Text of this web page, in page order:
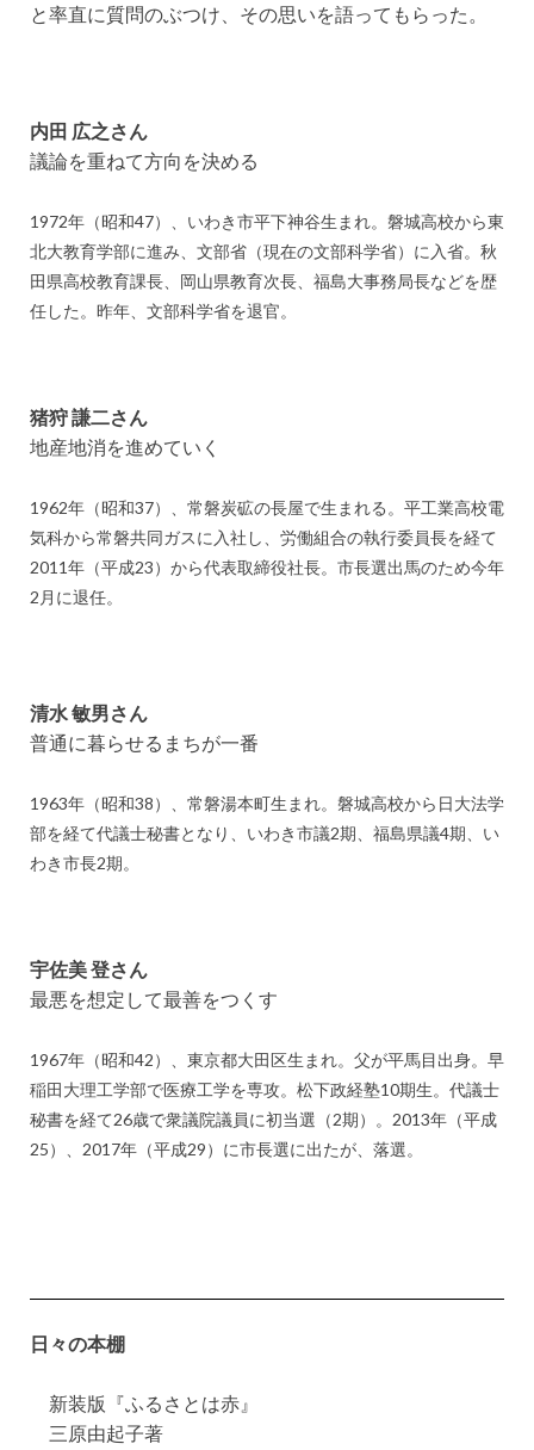
と率直に質問のぶつけ、その思いを語ってもらった。
内田 広之さん
議論を重ねて方向を決める
1972年（昭和47）、いわき市平下神谷生まれ。磐城高校から東
北大教育学部に進み、文部省（現在の文部科学省）に入省。秋
田県高校教育課長、岡山県教育次長、福島大事務局長などを歴
任した。昨年、文部科学省を退官。
猪狩 謙二さん
地産地消を進めていく
1962年（昭和37）、常磐炭砿の長屋で生まれる。平工業高校電
気科から常磐共同ガスに入社し、労働組合の執行委員長を経て
2011年（平成23）から代表取締役社長。市長選出馬のため今年
2月に退任。
清水 敏男さん
普通に暮らせるまちが一番
1963年（昭和38）、常磐湯本町生まれ。磐城高校から日大法学
部を経て代議士秘書となり、いわき市議2期、福島県議4期、い
わき市長2期。
宇佐美 登さん
最悪を想定して最善をつくす
1967年（昭和42）、東京都大田区生まれ。父が平馬目出身。早
稲田大理工学部で医療工学を専攻。松下政経塾10期生。代議士
秘書を経て26歳で衆議院議員に初当選（2期）。2013年（平成
25）、2017年（平成29）に市長選に出たが、落選。
日々の本棚
新装版『ふるさとは赤』
三原由起子著